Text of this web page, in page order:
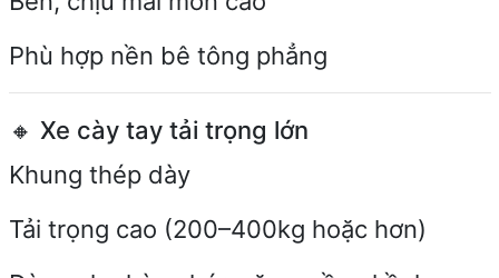
Phù hợp nền bê tông phẳng
🔸 Xe cày tay tải trọng lớn
Khung thép dày
Tải trọng cao (200–400kg hoặc hơn)